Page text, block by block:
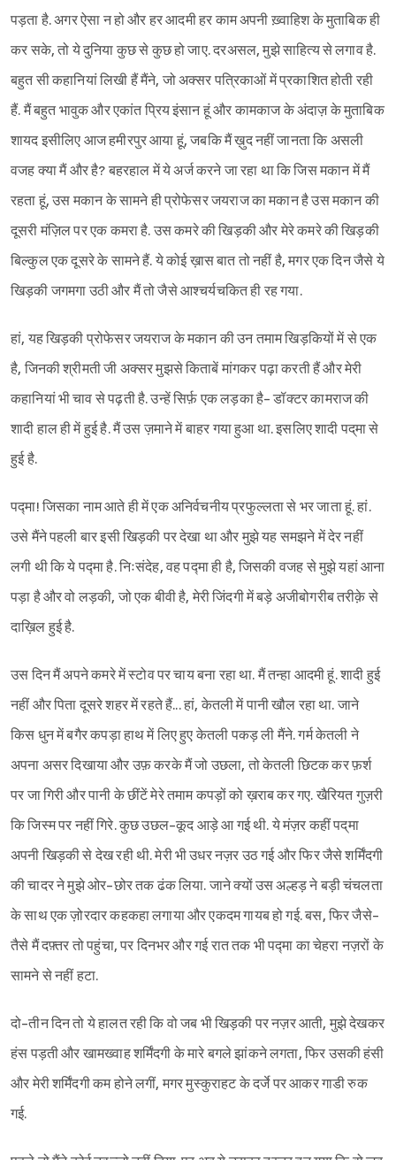
पड़ता है. अगर ऐसा न हो और हर आदमी हर काम अपनी ख़्वाहिश के मुताबिक ही
कर सके, तो ये दुनिया कुछ से कुछ हो जाए. दरअसल, मुझे साहित्य से लगाव है.
बहुत सी कहानियां लिखी हैं मैंने, जो अक्सर पत्रिकाओं में प्रकाशित होती रही
हैं. मैं बहुत भावुक और एकांत प्रिय इंसान हूं और कामकाज के अंदाज़ के मुताबिक
शायद इसीलिए आज हमीरपुर आया हूं, जबकि मैं ख़ुद नहीं जानता कि असली
वजह क्या मैं और है? बहरहाल में ये अर्ज करने जा रहा था कि जिस मकान में मैं
रहता हूं, उस मकान के सामने ही प्रोफेसर जयराज का मकान है उस मकान की
दूसरी मंज़िल पर एक कमरा है. उस कमरे की खिड़की और मेरे कमरे की खिड़की
बिल्कुल एक दूसरे के सामने हैं. ये कोई ख़ास बात तो नहीं है, मगर एक दिन जैसे ये
खिड़की जगमगा उठी और मैं तो जैसे आश्चर्यचकित ही रह गया.
हां, यह खिड़की प्रोफेसर जयराज के मकान की उन तमाम खिड़कियों में से एक
है, जिनकी श्रीमती जी अक्सर मुझसे किताबें मांगकर पढ़ा करती हैं और मेरी
कहानियां भी चाव से पढ़ती है. उन्हें सिर्फ़ एक लड़का है- डॉक्टर कामराज की
शादी हाल ही में हुई है. मैं उस ज़माने में बाहर गया हुआ था. इसलिए शादी पद्‌मा से
हुई है.
पद्मा! जिसका नाम आते ही में एक अनिर्वचनीय प्रफुल्लता से भर जाता हूं. हां.
उसे मैंने पहली बार इसी खिड़की पर देखा था और मुझे यह समझने में देर नहीं
लगी थी कि ये पद्मा है. निःसंदेह, वह पद्मा ही है, जिसकी वजह से मुझे यहां आना
पड़ा है और वो लड़की, जो एक बीवी है, मेरी जिंदगी में बड़े अजीबोगरीब तरीक़े से
दाख़िल हुई है.
उस दिन मैं अपने कमरे में स्टोव पर चाय बना रहा था. मैं तन्हा आदमी हूं. शादी हुई
नहीं और पिता दूसरे शहर में रहते हैं... हां, केतली में पानी खौल रहा था. जाने
किस धुन में बगैर कपड़ा हाथ में लिए हुए केतली पकड़ ली मैंने. गर्म केतली ने
अपना असर दिखाया और उफ़ करके मैं जो उछला, तो केतली छिटक कर फ़र्श
पर जा गिरी और पानी के छींटें मेरे तमाम कपड़ों को ख़राब कर गए. खैरियत गुज़री
कि जिस्म पर नहीं गिरे. कुछ उछल-कूद आड़े आ गई थी. ये मंज़र कहीं पद्‌मा
अपनी खिड़की से देख रही थी. मेरी भी उधर नज़र उठ गई और फिर जैसे शर्मिंदगी
की चादर ने मुझे ओर-छोर तक ढंक लिया. जाने क्यों उस अल्हड़ ने बड़ी चंचलता
के साथ एक ज़ोरदार कहकहा लगाया और एकदम गायब हो गई. बस, फिर जैसे-
तैसे मैं दफ़्तर तो पहुंचा, पर दिनभर और गई रात तक भी प‌द्मा का चेहरा नज़रों के
सामने से नहीं हटा.
दो-तीन दिन तो ये हालत रही कि वो जब भी खिड़की पर नज़र आती, मुझे देखकर
हंस पड़ती और खामख्वाह शर्मिंदगी के मारे बगले झांकने लगता, फिर उसकी हंसी
और मेरी शर्मिंदगी कम होने लगीं, मगर मुस्कुराहट के दर्जे पर आकर गाडी रुक
गई.